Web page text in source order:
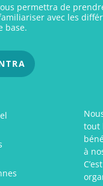
permettra de
avec les
base.
tout
à